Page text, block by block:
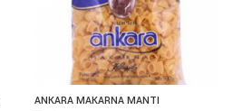
ANKARA MAKARNA MANTI